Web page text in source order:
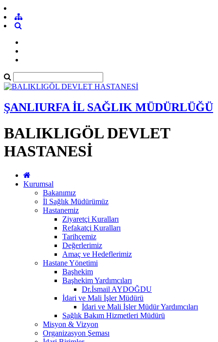
ŞANLIURFA İL SAĞLIK MÜDÜRLÜĞÜ
BALIKLIGÖL DEVLET
HASTANESİ
Kurumsal
Bakanımız
İl Sağlık Müdürümüz
Hastanemiz
Ziyaretçi Kuralları
Refakatçi Kuralları
Tarihçemiz
Değerlerimiz
Amaç ve Hedeflerimiz
Hastane Yönetimi
Başhekim
Başhekim Yardımcıları
Dr.İsmail AYDOĞDU
İdari ve Mali İşler Müdürü
İdari ve Mali İşler Müdür Yardımcıları
Sağlık Bakım Hizmetleri Müdürü
Misyon & Vizyon
Organizasyon Şeması